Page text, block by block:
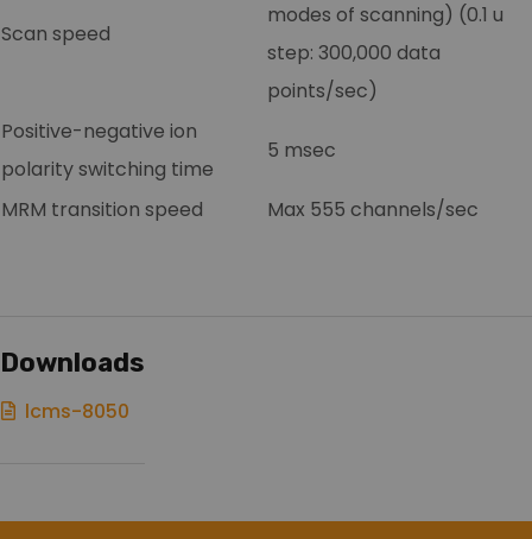
Scan speed
modes of scanning) (0.1 u
step: 300,000 data
points/sec)
Positive-negative ion
polarity switching time
5 msec
MRM transition speed Max 555 channels/sec
Downloads
lcms-8050